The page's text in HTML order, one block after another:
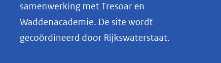
k
e
samenwerking met Tresoar en
Waddenacademie. De site wordt
gecoördineerd door Rijkswaterstaat.